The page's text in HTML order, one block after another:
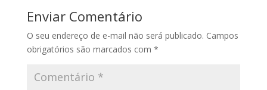
Enviar Comentário
O seu endereço de e-mail não será publicado. Campos
obrigatórios são marcados com *